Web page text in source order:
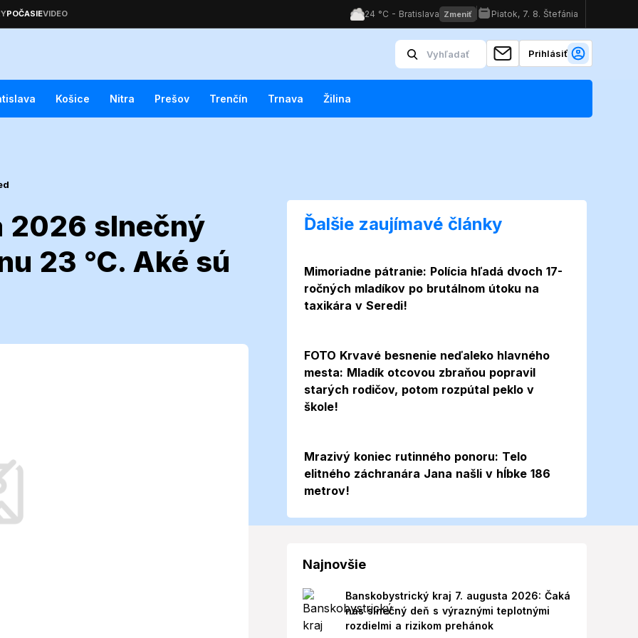
Prihlásiť
Košice Nitra Prešov Trenčín Trnava Žilina
2026 slnečný
23 °C. Aké sú
júla 2026
stabilné letné počasie, avšak s
pozornosť.
Ďalšie zaujímavé články
Mimoriadne pátranie: Polícia hľadá dvoch 17-
ročných mladíkov po brutálnom útoku na
taxikára v Seredi!
Foto
FOTO Krvavé besnenie neďaleko hlavného
mesta: Mladík otcovou zbraňou popravil
starých rodičov, potom rozpútal peklo v
škole!
Mrazivý koniec rutinného ponoru: Telo
elitného záchranára Jana našli v hĺbke 186
metrov!
Najnovšie
Banskobystrický kraj 7. augusta 2026: Čaká
nás slnečný deň s výraznými teplotnými
rozdielmi a rizikom prehánok